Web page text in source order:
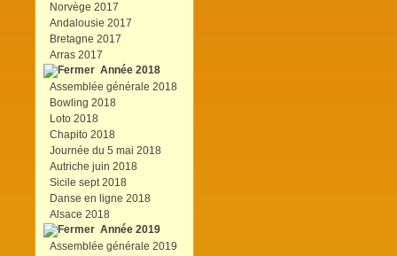
Norvège 2017
Andalousie 2017
Bretagne 2017
Arras 2017
Année 2018
Assemblée générale 2018
Bowling 2018
Loto 2018
Chapito 2018
Journée du 5 mai 2018
Autriche juin 2018
Sicile sept 2018
Danse en ligne 2018
Alsace 2018
Année 2019
Assemblée générale 2019